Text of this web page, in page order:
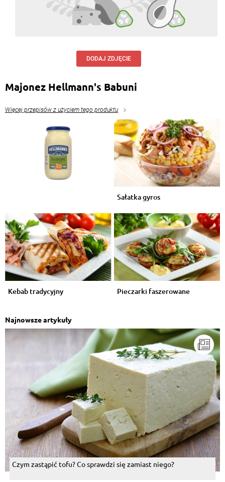
DODAJ ZDJĘCIE
Majonez Hellmann's Babuni
Więcej przepisów z użyciem tego produktu
Sałatka gyros
Kebab tradycyjny Pieczarki faszerowane
Najnowsze artykuły
Czym zastąpić tofu? Co sprawdzi się zamiast niego?